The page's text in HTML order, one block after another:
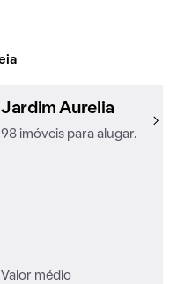
Jardim Aurelia
98 imóveis para alugar.
Valor médio